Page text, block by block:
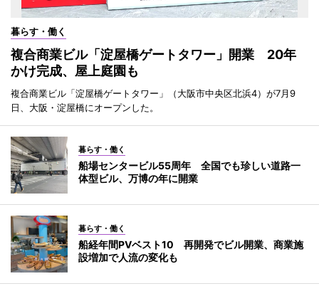
暮らす・働く
複合商業ビル「淀屋橋ゲートタワー」開業 20年
かけ完成、屋上庭園も
複合商業ビル「淀屋橋ゲートタワー」（大阪市中央区北浜4）が7月9
日、大阪・淀屋橋にオープンした。
暮らす・働く
船場センタービル55周年 全国でも珍しい道路一
体型ビル、万博の年に開業
暮らす・働く
船経年間PVベスト10 再開発でビル開業、商業施
設増加で人流の変化も